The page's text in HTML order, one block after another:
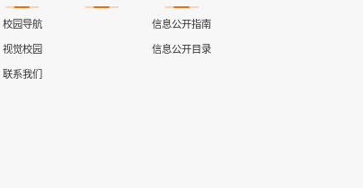
校园导航
视觉校园
联系我们
信息公开指南
信息公开目录